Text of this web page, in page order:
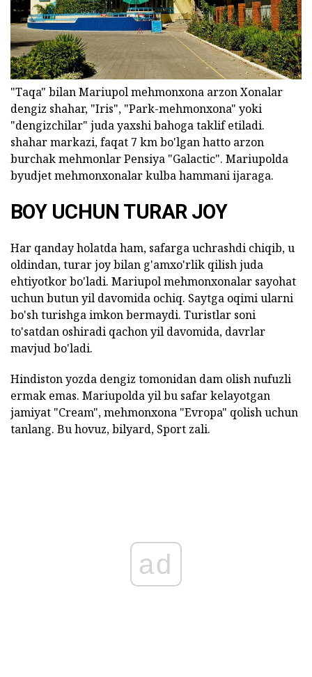
"Taqa" bilan Mariupol mehmonxona arzon Xonalar
dengiz shahar, "Iris", "Park-mehmonxona" yoki
"dengizchilar" juda yaxshi bahoga taklif etiladi.
shahar markazi, faqat 7 km bo'lgan hatto arzon
burchak mehmonlar Pensiya "Galactic". Mariupolda
byudjet mehmonxonalar kulba hammani ijaraga.
BOY UCHUN TURAR JOY
Har qanday holatda ham, safarga uchrashdi chiqib, u
oldindan, turar joy bilan g'amxo'rlik qilish juda
ehtiyotkor bo'ladi. Mariupol mehmonxonalar sayohat
uchun butun yil davomida ochiq. Saytga oqimi ularni
bo'sh turishga imkon bermaydi. Turistlar soni
to'satdan oshiradi qachon yil davomida, davrlar
mavjud bo'ladi.
Hindiston yozda dengiz tomonidan dam olish nufuzli
ermak emas. Mariupolda yil bu safar kelayotgan
jamiyat "Cream", mehmonxona "Evropa" qolish uchun
tanlang. Bu hovuz, bilyard, Sport zali.
ad